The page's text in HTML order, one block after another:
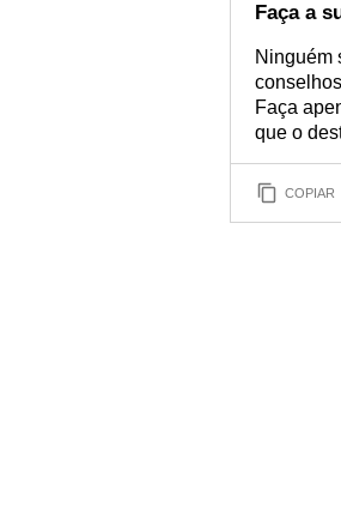
Faça a
Ninguém
Faça
que o
COPIAR